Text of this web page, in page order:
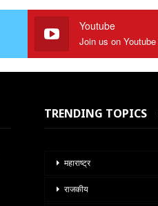
Youtube
Join us on Youtube
TRENDING TOPICS
महाराष्ट्र
राजकीय